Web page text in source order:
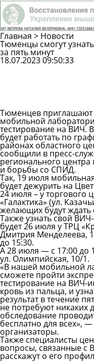
Главная > Новости
Тюменцы смогут
за пять минут
18.07.2023 09:50:33
Тюменцев приглашают
мобильной
тестирование на ВИЧ.
будет работать по
районах областного
сообщили в пресс-
регионального центра
и борьбы со СПИД.
Так, 19 июля
будет дежурить на
24 июля – у торгового
«Галактика» (ул.
желающих будут ждать
Также узнать свой
будет 26 июля у ТРЦ
Дмитрия Менделеева,
до 15:30.
А 28 июля — с 17:00 до
ул. Олимпийская, 10/1.
«В нашей мобильной
сможете пройти
тестирование на ВИЧ-
кровь из пальца, и
результат в течение
не потребуют никаких
обследование
бесплатно для всех», —
организаторы.
Также специалисты
вопросы, связанные с
расскажут о его